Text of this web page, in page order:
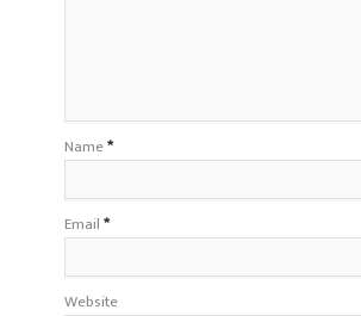
Name*
Email*
Website